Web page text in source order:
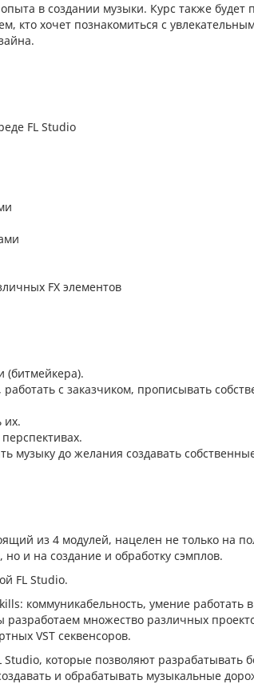
в создании музыки. Курс также будет
кто хочет познакомиться с
FL Studio
FX элементов
(битмейкера).
с заказчиком, прописывать
их.
музыку до желания создавать
из 4 модулей, нацелен не только на
и на создание и обработку сэмплов.
FL Studio.
коммуникабельность, умение работать в
множество различных
VST секвенсоров.
которые позволяют разрабатывать
и обрабатывать музыкальные